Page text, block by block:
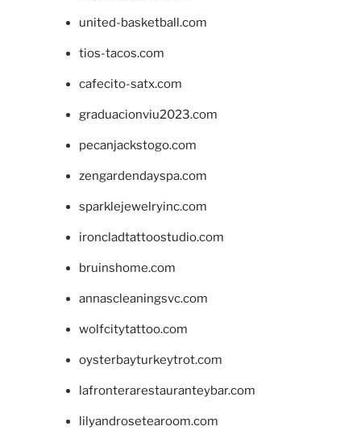
united-basketball.com
tios-tacos.com
cafecito-satx.com
graduacionviu2023.com
pecanjackstogo.com
zengardendayspa.com
sparklejewelryinc.com
ironcladtattoostudio.com
bruinshome.com
annascleaningsvc.com
wolfcitytattoo.com
oysterbayturkeytrot.com
lafronterarestauranteybar.com
lilyandrosetearoom.com